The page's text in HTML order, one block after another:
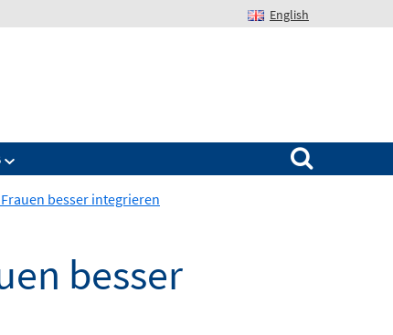
English
Suchen nach:
besser integrieren
besser